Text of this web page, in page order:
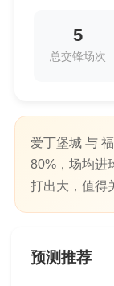
5
总交锋场次
爱丁堡城 与
80%，场均进
打出大，值得
预测推荐